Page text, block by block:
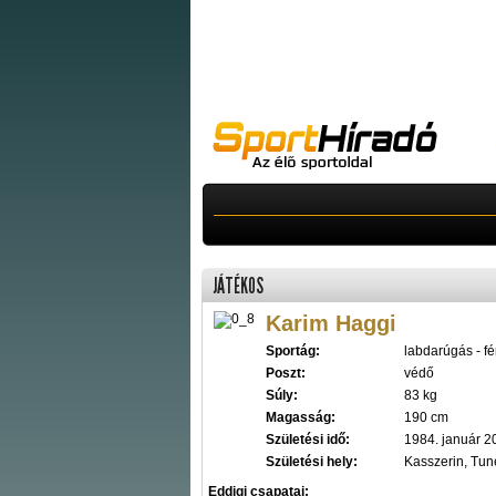
JÁTÉKOS
Karim Haggi
Sportág:
labdarúgás -
Poszt:
védő
Súly:
83 kg
Magasság:
190 cm
Születési idő:
1984. január
Születési hely:
Kasszerin,
Eddigi csapatai: